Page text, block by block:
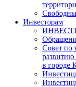
Инвесторам
Совет по
развитию
в городе